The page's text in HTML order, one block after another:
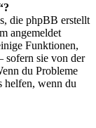
die phpBB erstellt
angemeldet
Funktionen,
sofern sie von der
du Probleme
helfen, wenn du